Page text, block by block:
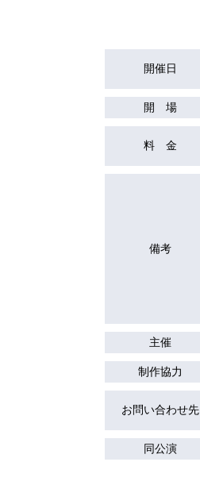
開催日
開 場
料 金
備考
主催
制作協力
お問い合わせ先
同公演